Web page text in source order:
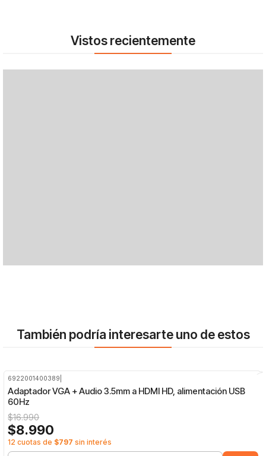
Vistos recientemente
También podría interesarte uno de estos
6922001400389
Adaptador VGA + Audio 3.5mm a HDMI HD, alimentación USB
60Hz
$16.990
$8.990
12 cuotas de $797 sin interés